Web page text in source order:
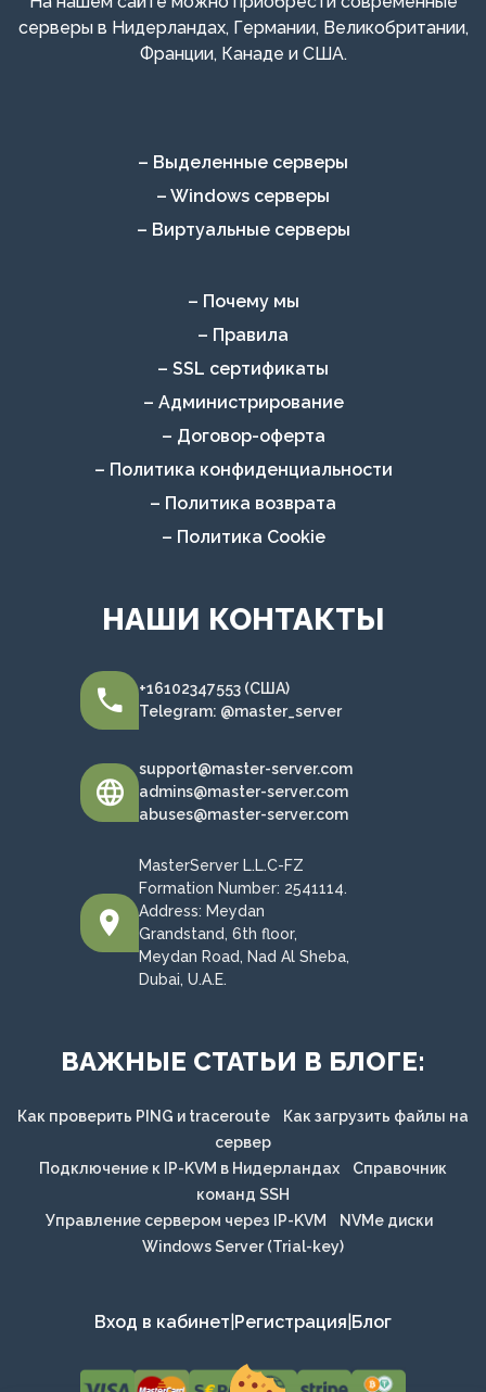
серверы в Нидерландах, Германии, Великобритании,
Франции, Канаде и США.
– Выделенные серверы
– Windows серверы
– Виртуальные серверы
– Почему мы
– Правила
– SSL сертификаты
– Администрирование
– Договор-оферта
– Политика конфиденциальности
– Политика возврата
– Политика Cookie
НАШИ КОНТАКТЫ
+16102347553 (США)
Telegram: @master_server
support@master-server.com
admins@master-server.com
abuses@master-server.com
MasterServer L.L.C-FZ
Formation Number: 2541114.
Address: Meydan
Grandstand, 6th floor,
Meydan Road, Nad Al Sheba,
Dubai, U.A.E.
ВАЖНЫЕ СТАТЬИ В БЛОГЕ:
Как проверить PING и traceroute
Как загрузить файлы на
сервер
Подключение к IP-KVM в Нидерландах
Справочник
команд SSH
Управление сервером через IP-KVM
NVMe диски
Windows Server (Trial-key)
Вход в кабинет Регистрация Блог